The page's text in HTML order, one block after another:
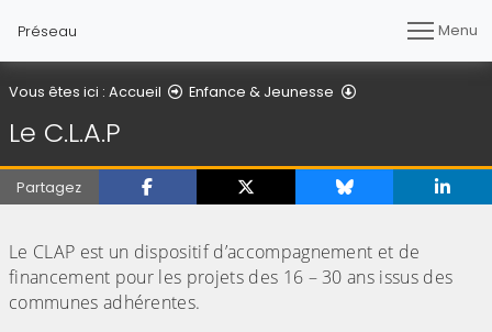
Préseau Menu
Vous êtes ici : Accueil Enfance & Jeunesse
Le C.L.A.P
Partagez
Le CLAP est un dispositif d’accompagnement et de
financement pour les projets des 16 – 30 ans issus des
communes adhérentes.